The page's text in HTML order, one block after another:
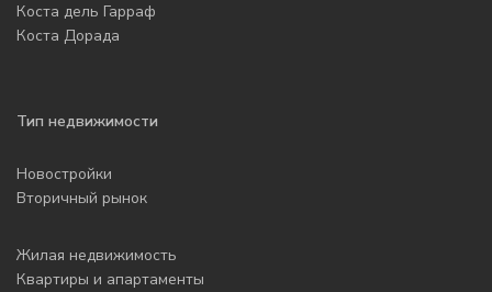
Коста дель Гарраф
Коста Дорада
Тип недвижимости
Новостройки
Вторичный рынок
Жилая недвижимость
Квартиры и апартаменты